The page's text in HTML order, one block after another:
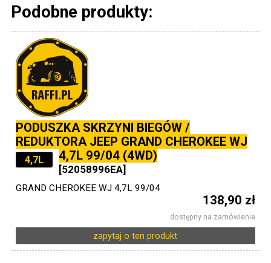
Podobne produkty:
PODUSZKA SKRZYNI BIEGÓW /
REDUKTORA JEEP GRAND CHEROKEE WJ
4,7L 99/04 (4WD)
4,7L
[52058996EA]
GRAND CHEROKEE WJ 4,7L 99/04
138,90 zł
dostępny na zamówienie
zapytaj o ten produkt